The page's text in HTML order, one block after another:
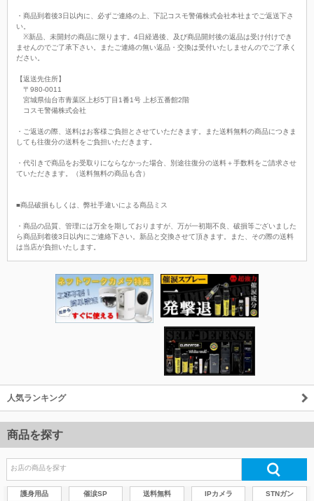
・商品到着後3日以内に、必ずご連絡の上、下記コスモ警備株式会社本社までご返送下さ
い。
※新品、未開封の商品に限ります。4日経過後、及び商品開封後の返品は受け付けでき
ませんのでご了承下さい。またご連絡の無い返品・交換は受付いたしませんのでご了承く
ださい。
【返送先住所】
〒980-0011
宮城県仙台市青葉区上杉5丁目1番1号 上杉五番館2階
コスモ警備株式会社
・ご返送の際、送料はお客様ご負担とさせていただきます。また送料無料の商品につきま
しても往復分の送料をご負担いただきます。
・代引きで商品をお受取りにならなかった場合、別途往復分の送料＋手数料をご請求させ
ていただきます。（送料無料の商品も含）
■商品破損もしくは、弊社手違いによる商品ミス
・商品の品質、管理には万全を期しておりますが、万が一初期不良、破損等ございました
ら商品到着後3日以内にご連絡下さい。新品と交換させて頂きます。また、その際の送料
は当店が負担いたします。
人気ランキング
商品を探す
護身用品 催涙SP 送料無料 IPカメラ STNガン